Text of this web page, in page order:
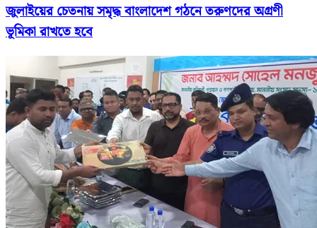
জুলাইয়ের চেতনায় সমৃদ্ধ বাংলাদেশ গঠনে তরুণদের অগ্রণী
ভূমিকা রাখতে হবে